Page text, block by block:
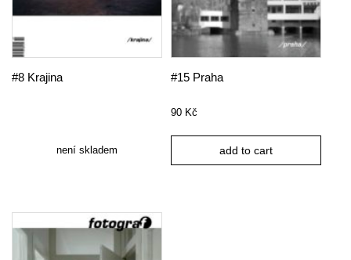
#8 Krajina
není skladem
#15 Praha
90 Kč
add to cart